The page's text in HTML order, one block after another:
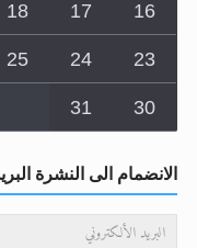
23
24
25
30
31
الانضمام الى النشرة